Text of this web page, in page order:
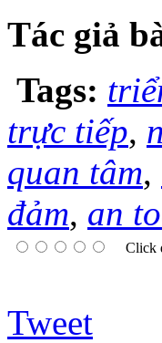
Tác giả
Tags:
trực tiếp,
quan tâm,
đảm, an
Click
Tweet